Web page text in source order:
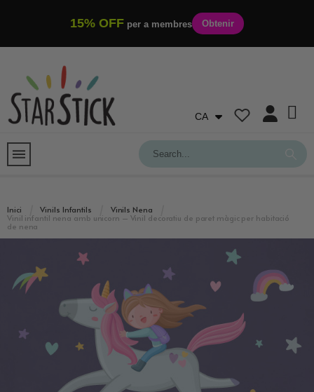
15% OFF per a membres Obtenir
CA
Inici Vinils Infantils
Vinils Nena
Vinil infantil nena amb unicorn – Vinil decoratiu de paret màgic per habitació
de nena